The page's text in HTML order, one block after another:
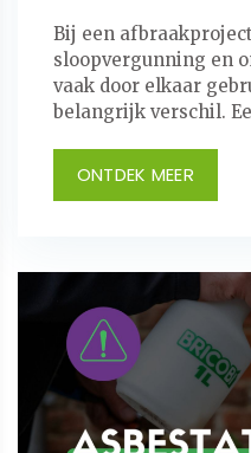
Bij een
sloopvergunning en
vaak door elkaar
belangrijk verschil.
ONTDEK MEER